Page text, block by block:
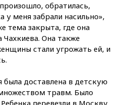
обратилась,
у меня забрали насильно»,
тема закрыта, где она
Она также
стали угрожать ей, и
доставлена в детскую
травм. Было
перевезли в Москву